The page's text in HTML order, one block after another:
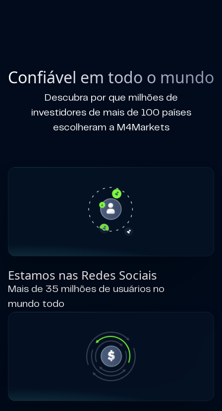
Confiável em todo o mundo
Descubra por que milhões de
investidores de mais de 100 países
escolheram a M4Markets
Estamos nas Redes Sociais
Mais de 35 milhões de usuários no
mundo todo